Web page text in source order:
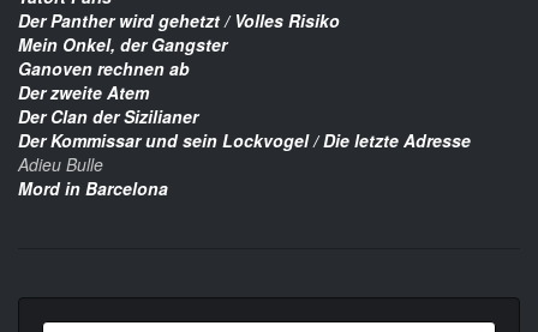
Der Panther wird gehetzt / Volles Risiko
Mein Onkel, der Gangster
Ganoven rechnen ab
Der zweite Atem
Der Clan der Sizilianer
Der Kommissar und sein Lockvogel / Die letzte Adresse
Adieu Bulle
Mord in Barcelona